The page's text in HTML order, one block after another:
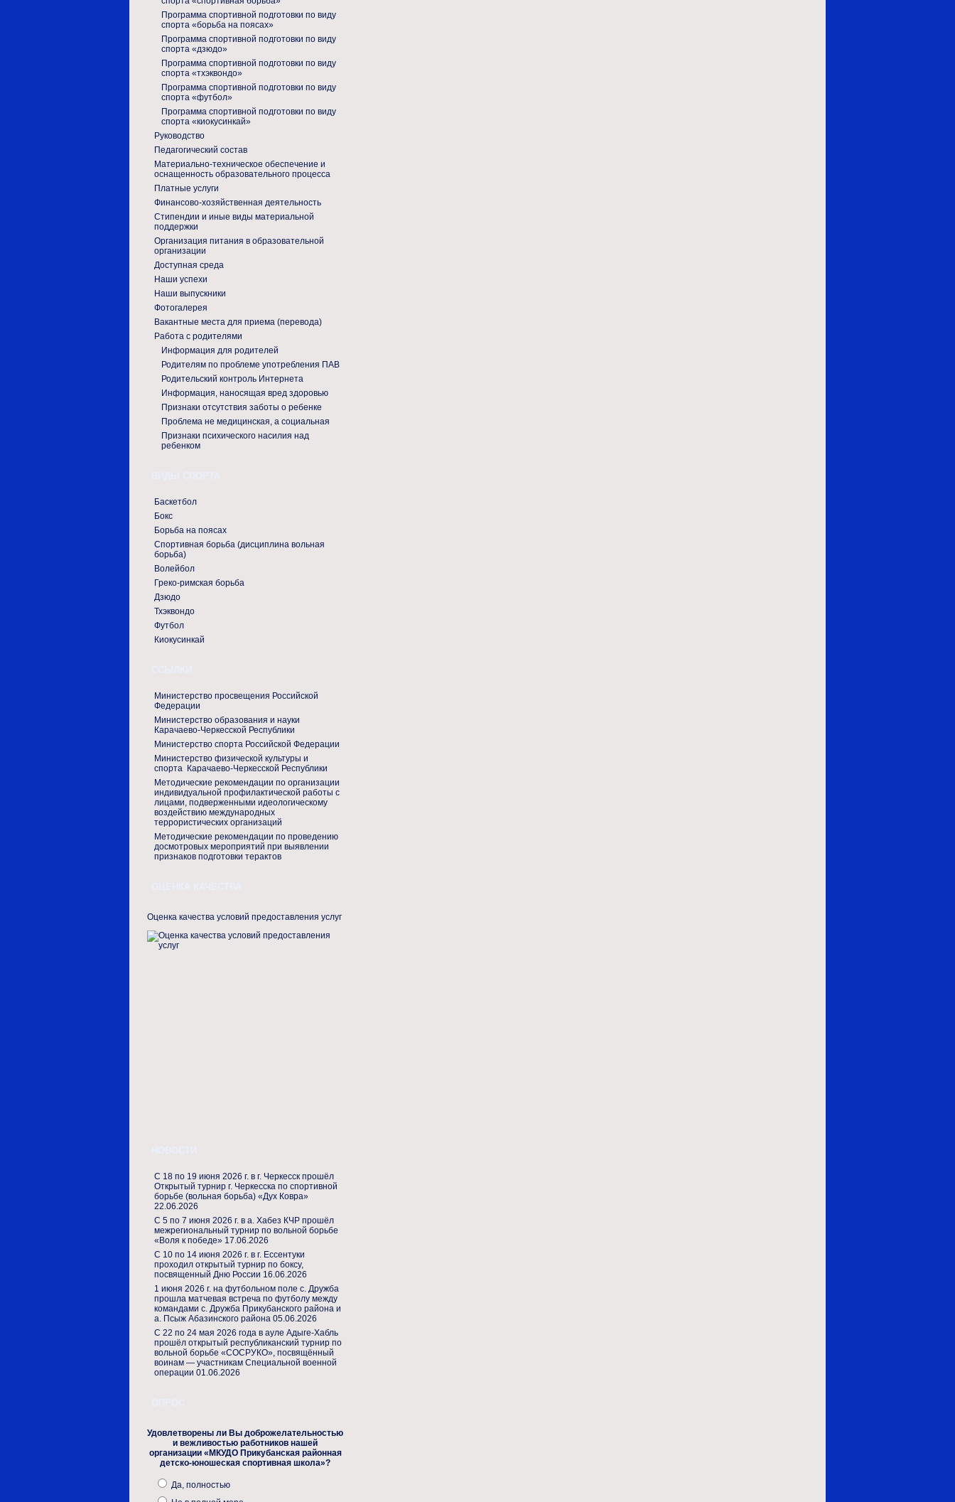
Программа спортивной подготовки по виду
спорта «борьба на поясах»
Программа спортивной подготовки по виду
спорта «дзюдо»
Программа спортивной подготовки по виду
спорта «тхэквондо»
Программа спортивной подготовки по виду
спорта «футбол»
Программа спортивной подготовки по виду
спорта «киокусинкай»
Руководство
Педагогический состав
Материально-техническое обеспечение и
оснащенность образовательного процесса
Платные услуги
Финансово-хозяйственная деятельность
Стипендии и иные виды материальной
поддержки
Организация питания в образовательной
организации
Доступная среда
Наши успехи
Наши выпускники
Фотогалерея
Вакантные места для приема (перевода)
Работа с родителями
Информация для родителей
Родителям по проблеме употребления ПАВ
Родительский контроль Интернета
Информация, наносящая вред здоровью
Признаки отсутствия заботы о ребенке
Проблема не медицинская, а социальная
Признаки психического насилия над
ребенком
ВИДЫ СПОРТА
Баскетбол
Бокс
Борьба на поясах
Спортивная борьба (дисциплина вольная
борьба)
Волейбол
Греко-римская борьба
Дзюдо
Тхэквондо
Футбол
Киокусинкай
ССЫЛКИ
Министерство просвещения Российской
Федерации
Министерство образования и науки
Карачаево-Черкесской Республики
Министерство спорта Российской Федерации
Министерство физической культуры и
спорта Карачаево-Черкесской Республики
Методические рекомендации по организации
индивидуальной профилактической работы с
лицами, подверженными идеологическому
воздействию международных
террористических организаций
Методические рекомендации по проведению
досмотровых мероприятий при выявлении
признаков подготовки терактов
ОЦЕНКА КАЧЕСТВА
Оценка качества условий предоставления услуг
НОВОСТИ
С 18 по 19 июня 2026 г. в г. Черкесск прошёл
Открытый турнир г. Черкесска по спортивной
борьбе (вольная борьба) «Дух Ковра»
22.06.2026
С 5 по 7 июня 2026 г. в а. Хабез КЧР прошёл
межрегиональный турнир по вольной борьбе
«Воля к победе» 17.06.2026
С 10 по 14 июня 2026 г. в г. Ессентуки
проходил открытый турнир по боксу,
посвященный Дню России 16.06.2026
1 июня 2026 г. на футбольном поле с. Дружба
прошла матчевая встреча по футболу между
командами с. Дружба Прикубанского района и
а. Псыж Абазинского района 05.06.2026
С 22 по 24 мая 2026 года в ауле Адыге-Хабль
прошёл открытый республиканский турнир по
вольной борьбе «СОСРУКО», посвящённый
воинам — участникам Специальной военной
операции 01.06.2026
ОПРОС
Удовлетворены ли Вы доброжелательностью
и вежливостью работников нашей
организации «МКУДО Прикубанская районная
детско-юношеская спортивная школа»?
Да, полностью